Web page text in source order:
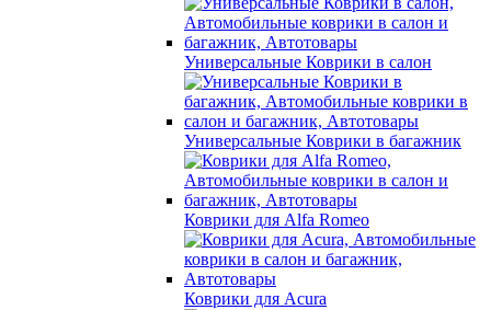
Универсальные Коврики в салон
Универсальные Коврики в багажник
Коврики для Alfa Romeo
Коврики для Acura